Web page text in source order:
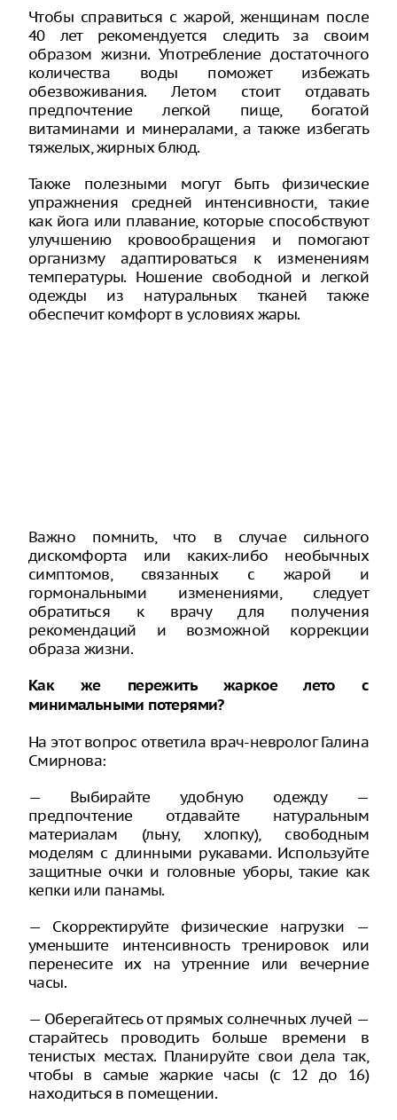
Чтобы справиться с жарой, женщинам после
40 лет рекомендуется следить за своим
образом жизни. Употребление достаточного
количества воды поможет избежать
обезвоживания. Летом стоит отдавать
предпочтение легкой пище, богатой
витаминами и минералами, а также избегать
тяжелых, жирных блюд.
Также полезными могут быть физические
упражнения средней интенсивности, такие
как йога или плавание, которые способствуют
улучшению кровообращения и помогают
организму адаптироваться к изменениям
температуры. Ношение свободной и легкой
одежды из натуральных тканей также
обеспечит комфорт в условиях жары.
Важно помнить, что в случае сильного
дискомфорта или каких-либо необычных
симптомов, связанных с жарой и
гормональными изменениями, следует
обратиться к врачу для получения
рекомендаций и возможной коррекции
образа жизни.
Как же пережить жаркое лето с
минимальными потерями?
На этот вопрос ответила врач-невролог Галина
Смирнова:
— Выбирайте удобную одежду —
предпочтение отдавайте натуральным
материалам (льну, хлопку), свободным
моделям с длинными рукавами. Используйте
защитные очки и головные уборы, такие как
кепки или панамы.
— Скорректируйте физические нагрузки —
уменьшите интенсивность тренировок или
перенесите их на утренние или вечерние
часы.
— Оберегайтесь от прямых солнечных лучей —
старайтесь проводить больше времени в
тенистых местах. Планируйте свои дела так,
чтобы в самые жаркие часы (с 12 до 16)
находиться в помещении.